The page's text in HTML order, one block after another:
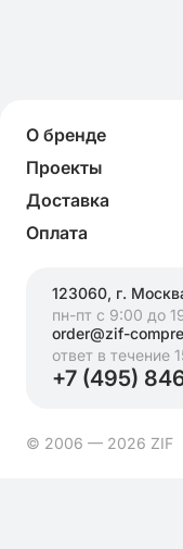
О бренде
Проекты
Доставка
Оплата
123060, г.
пн-пт с 9:00 до
order@zif-
ответ в течение
+7 (495)
© 2006 — 2026 ZIF